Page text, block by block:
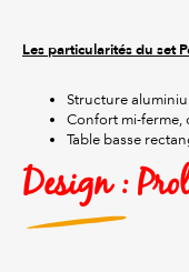
Les particularités du set
Structure
Confort mi-ferme,
Table basse
Design :